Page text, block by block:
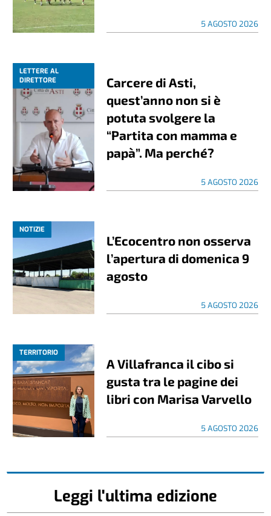
5 AGOSTO 2026
LETTERE AL
DIRETTORE
Carcere di Asti,
quest’anno non si è
potuta svolgere la
“Partita con mamma e
papà”. Ma perché?
5 AGOSTO 2026
NOTIZIE
L’Ecocentro non osserva
l’apertura di domenica 9
agosto
5 AGOSTO 2026
TERRITORIO
A Villafranca il cibo si
gusta tra le pagine dei
libri con Marisa Varvello
5 AGOSTO 2026
Leggi l'ultima edizione